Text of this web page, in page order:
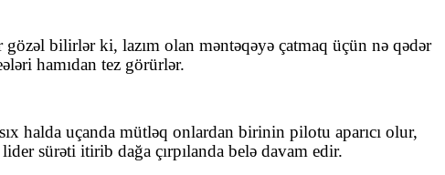
bilirlər ki, lazım olan məntəqəyə çatmaq üçün nə qədər
hamıdan tez görürlər.
halda uçanda mütləq onlardan birinin pilotu aparıcı olur,
sürəti itirib dağa çırpılanda belə davam edir.